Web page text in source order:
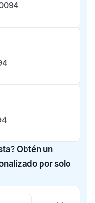
Obtén un
por solo